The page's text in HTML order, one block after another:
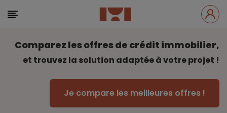
Comparez les offres de crédit immobilier,
et trouvez la solution adaptée à votre projet !
Je compare les meilleures offres !